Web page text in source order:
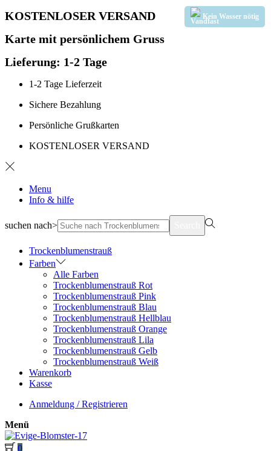
KOSTENLOSER VERSAND
Karte mit persönlichem Gruss
Lieferung: 1-2 Tage
1-2 Tage Lieferzeit
Sichere Bezahlung
Persönliche Grußkarten
KOSTENLOSER VERSAND
Menu
Info & hilfe
suchen nach>
Trockenblumenstrauß
Farben
Alle Farben
Trockenblumenstrauß Rot
Trockenblumenstrauß Pink
Trockenblumenstrauß Blau
Trockenblumenstrauß Hellblau
Trockenblumenstrauß Orange
Trockenblumenstrauß Lila
Trockenblumenstrauß Gelb
Trockenblumenstrauß Weiß
Warenkorb
Kasse
Anmeldung / Registrieren
Menü
0
Kein Wasser nötig